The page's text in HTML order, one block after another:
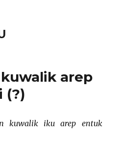
arep
(?)
kuwalik iku arep entuk